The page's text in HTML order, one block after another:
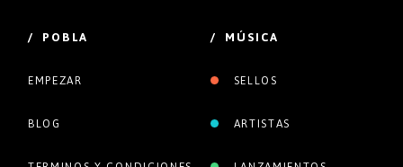
/ POBLA
EMPEZAR
BLOG
/ MÚSICA
SELLOS
ARTISTAS